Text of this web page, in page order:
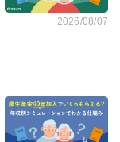
2026/08/07